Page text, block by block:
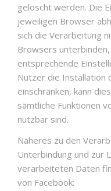
gelöscht werden. Die
jeweiligen Browser
sich die Verarbeitung
Browsers
entsprechende
Nutzer die Installation
einschränken, kann
sämtliche Funktionen
nutzbar sind.
Näheres zu den
Unterbindung und zur
verarbeiteten Daten
von Facebook: